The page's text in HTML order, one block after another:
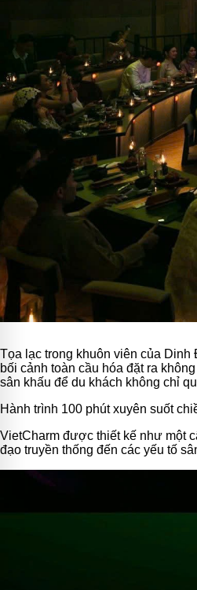
Tọa lạc trong khuôn viên của
bối cảnh toàn cầu hóa đặt ra
sân khấu để du khách không chỉ
Hành trình 100 phút xuyên suốt
VietCharm được thiết kế như một
đạo truyền thống đến các yếu tố